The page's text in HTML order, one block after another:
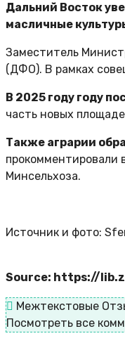
Дальний Восток
масличные
Заместитель
(ДФО). В рамках
В 2025 году году
часть новых
Также аграрии
прокомментировали
Минсельхоза.
Источник и фото:
Source: https://
Межтекстовые
Посмотреть все